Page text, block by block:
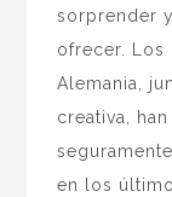
sorprender
ofrecer.
Alemania,
creativa,
en los